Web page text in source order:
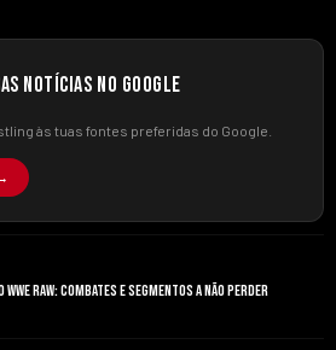
NOTÍCIAS NO GOOGLE
às tuas fontes preferidas do Google.
RAW: COMBATES E SEGMENTOS A NÃO PERDER